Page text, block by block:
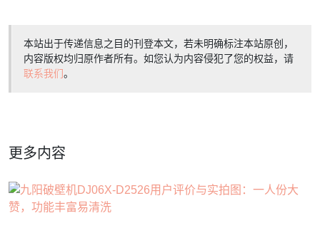
本站出于传递信息之目的刊登本文，若未明确标注本站原创，
内容版权均归原作者所有。如您认为内容侵犯了您的权益，请
联系我们。
更多内容